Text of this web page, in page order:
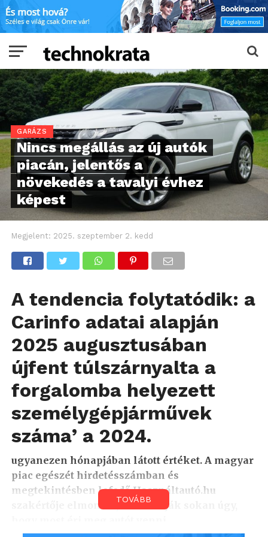
GARÁZS
Nincs megállás az új autók
piacán, jelentős a
növekedés a tavalyi évhez
képest
Megjelent: 2025. szeptember 2. kedd
A tendencia folytatódik: a
Carinfo adatai alapján
2025 augusztusában
újfent túlszárnyalta a
forgalomba helyezett
személygépjárművek
száma’ a 2024.
ugyanezen hónapjában látott értéket. A magyar
piac egészét hirdetésszámban és
megtekintésben lefedő Használtautó.hu
szakértője elmondta, miért látják sokan úgy,
TOVÁBB